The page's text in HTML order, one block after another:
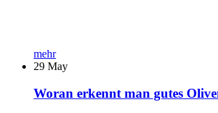
mehr
29 May
Woran erkennt man gutes